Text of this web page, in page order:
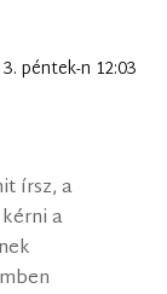
péntek-n 12:03
írsz, a
a